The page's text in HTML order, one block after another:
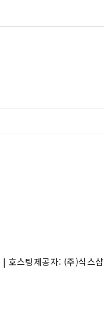
| 호스팅제공자: (주)식스샵